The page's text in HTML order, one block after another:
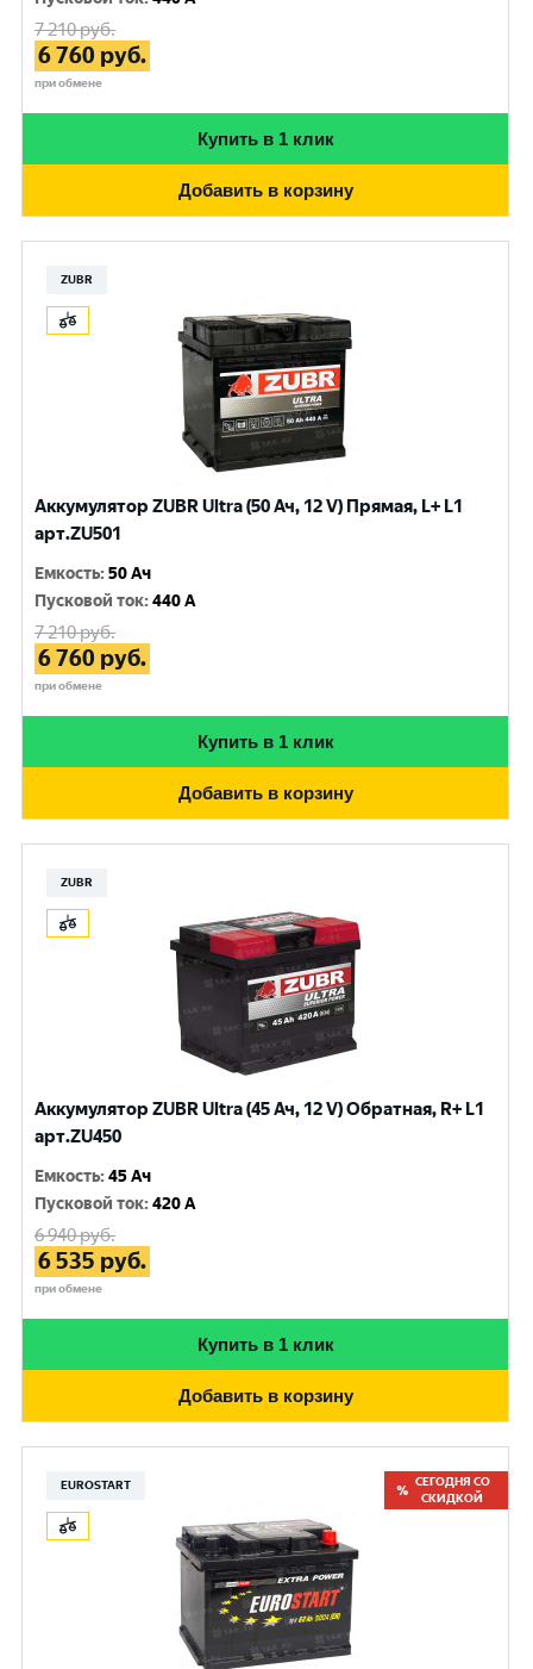
7 210руб.
6 760 руб.
при обмене
Купить в 1 клик
Добавить в корзину
ZUBR
Аккумулятор ZUBR Ultra (50 Ач, 12 V) Прямая, L+ L1
арт.ZU501
Емкость:50 Ач
Пусковой ток:440 A
7 210руб.
6 760 руб.
при обмене
Купить в 1 клик
Добавить в корзину
ZUBR
Аккумулятор ZUBR Ultra (45 Ач, 12 V) Обратная, R+ L1
арт.ZU450
Емкость:45 Ач
Пусковой ток:420 A
6 940руб.
6 535 руб.
при обмене
Купить в 1 клик
Добавить в корзину
EUROSTART
СЕГОДНЯ СО
СКИДКОЙ